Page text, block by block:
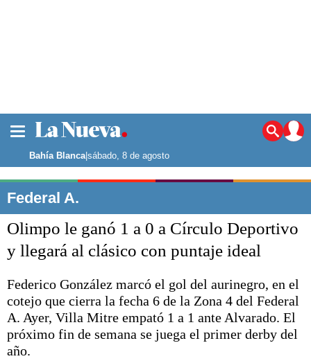
Noticias
La ciudad
Punta Alta
El mundo
Opinión
Deportes
Escenario Olímpico
Liga del Sur
Básquetbol
Fútbol
Bahía Blanca|sábado, 8 de agosto
Federal A.
Olimpo le ganó 1 a 0 a Círculo Deportivo
y llegará al clásico con puntaje ideal
Federico González marcó el gol del aurinegro, en el
cotejo que cierra la fecha 6 de la Zona 4 del Federal
A. Ayer, Villa Mitre empató 1 a 1 ante Alvarado. El
próximo fin de semana se juega el primer derby del
año.